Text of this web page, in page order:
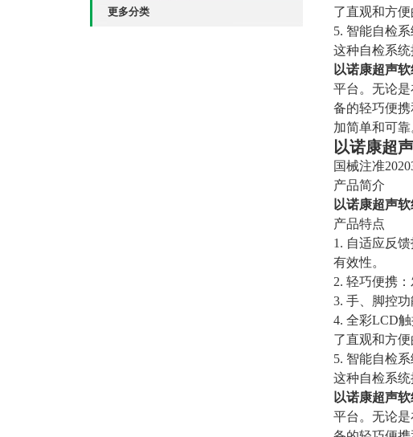
更多分类
了直观和方便
5. 智能自检
这种自检系统
以诺康超声
平台。无论
备的轻巧便
加简单和可靠
以诺康超
国械注准
产品简介
以诺康超声
产品特点
1. 自适应反
有效性。
2. 轻巧便携
3. 手、脚控
4. 全彩LCD
了直观和方便
5. 智能自检
这种自检系统
以诺康超声
平台。无论